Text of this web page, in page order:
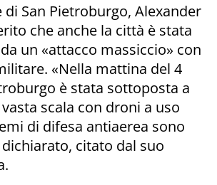
San Pietroburgo, Alexander
che anche la città è stata
un «attacco massiccio» con
«Nella mattina del 4
è stata sottoposta a
scala con droni a uso
di difesa antiaerea sono
citato dal suo